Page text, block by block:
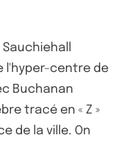
l'hyper-centre de
Buchanan
tracé en « Z »
de la ville. On